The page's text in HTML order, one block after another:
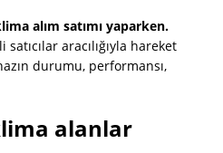
alım satımı yaparken.
aracılığıyla hareket
durumu, performansı,
alanlar